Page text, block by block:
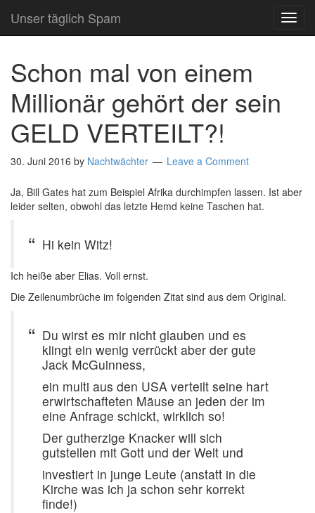
Unser täglich Spam
Schon mal von einem
Millionär gehört der sein
GELD VERTEILT?!
30. Juni 2016 by Nachtwächter Leave a Comment
Ja, Bill Gates hat zum Beispiel Afrika durchimpfen lassen. Ist aber
leider selten, obwohl das letzte Hemd keine Taschen hat.
Hi kein Witz!
Ich heiße aber Elias. Voll ernst.
Die Zeilenumbrüche im folgenden Zitat sind aus dem Original.
Du wirst es mir nicht glauben und es
klingt ein wenig verrückt aber der gute
Jack McGuinness,
ein multi aus den USA verteilt seine hart
erwirtschafteten Mäuse an jeden der im
eine Anfrage schickt, wirklich so!
Der gutherzige Knacker will sich
gutstellen mit Gott und der Welt und
investiert in junge Leute (anstatt in die
Kirche was ich ja schon sehr korrekt
finde!)